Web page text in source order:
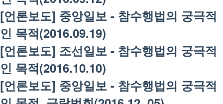
[언론보도] 중앙일보 - 참수행법의 궁극적
인 목적(2016.09.19)
[언론보도] 조선일보 - 참수행법의 궁극적
인 목적(2016.10.10)
[언론보도] 중앙일보 - 참수행법의 궁극적